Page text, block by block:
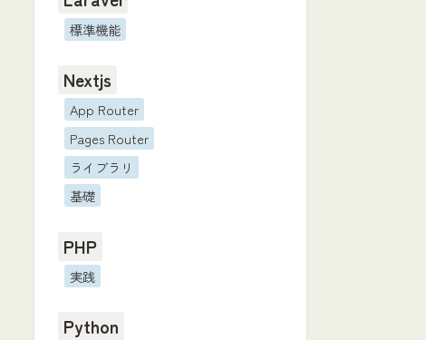
標準機能
Nextjs
App Router
Pages Router
ライブラリ
基礎
PHP
実践
Python